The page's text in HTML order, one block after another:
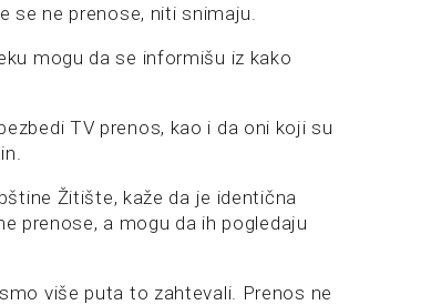
se ne prenose, niti snimaju.
mogu da se informišu iz kako
TV prenos, kao i da oni koji su
Žitište, kaže da je identična
prenose, a mogu da ih pogledaju
više puta to zahtevali. Prenos ne